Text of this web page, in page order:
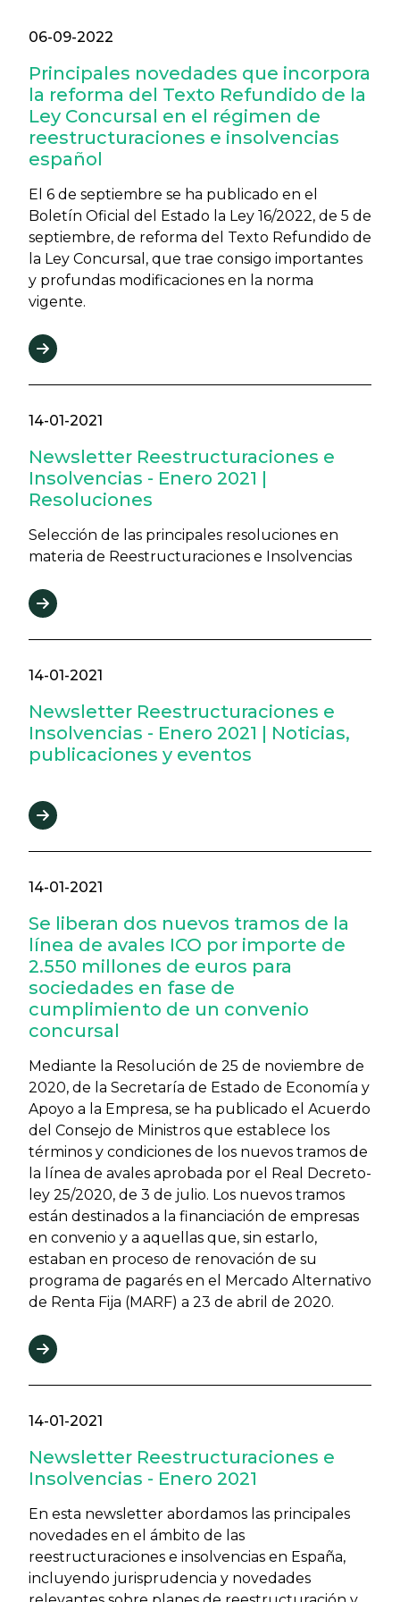
06-09-2022
Principales novedades que incorpora
la reforma del Texto Refundido de la
Ley Concursal en el régimen de
reestructuraciones e insolvencias
español
El 6 de septiembre se ha publicado en el
Boletín Oficial del Estado la Ley 16/2022, de 5 de
septiembre, de reforma del Texto Refundido de
la Ley Concursal, que trae consigo importantes
y profundas modificaciones en la norma
vigente.
14-01-2021
Newsletter Reestructuraciones e
Insolvencias - Enero 2021 |
Resoluciones
Selección de las principales resoluciones en
materia de Reestructuraciones e Insolvencias
14-01-2021
Newsletter Reestructuraciones e
Insolvencias - Enero 2021 | Noticias,
publicaciones y eventos
14-01-2021
Se liberan dos nuevos tramos de la
línea de avales ICO por importe de
2.550 millones de euros para
sociedades en fase de
cumplimiento de un convenio
concursal
Mediante la Resolución de 25 de noviembre de
2020, de la Secretaría de Estado de Economía y
Apoyo a la Empresa, se ha publicado el Acuerdo
del Consejo de Ministros que establece los
términos y condiciones de los nuevos tramos de
la línea de avales aprobada por el Real Decreto-
ley 25/2020, de 3 de julio. Los nuevos tramos
están destinados a la financiación de empresas
en convenio y a aquellas que, sin estarlo,
estaban en proceso de renovación de su
programa de pagarés en el Mercado Alternativo
de Renta Fija (MARF) a 23 de abril de 2020.
14-01-2021
Newsletter Reestructuraciones e
Insolvencias - Enero 2021
En esta newsletter abordamos las principales
novedades en el ámbito de las
reestructuraciones e insolvencias en España,
incluyendo jurisprudencia y novedades